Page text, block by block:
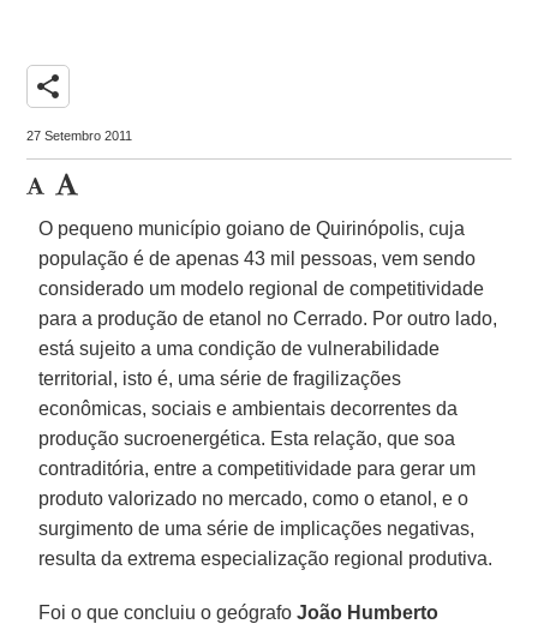
share
27 Setembro 2011
O pequeno município goiano de Quirinópolis, cuja
população é de apenas 43 mil pessoas, vem sendo
considerado um modelo regional de competitividade
para a produção de etanol no Cerrado. Por outro lado,
está sujeito a uma condição de vulnerabilidade
territorial, isto é, uma série de fragilizações
econômicas, sociais e ambientais decorrentes da
produção sucroenergética. Esta relação, que soa
contraditória, entre a competitividade para gerar um
produto valorizado no mercado, como o etanol, e o
surgimento de uma série de implicações negativas,
resulta da extrema especialização regional produtiva.
Foi o que concluiu o geógrafoJoão Humberto